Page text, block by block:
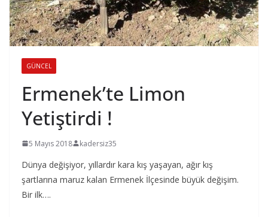
GÜNCEL
Ermenek’te Limon
Yetiştirdi !
5 Mayıs 2018 kadersiz35
Dünya değişiyor, yıllardır kara kış yaşayan, ağır kış
şartlarına maruz kalan Ermenek İlçesinde büyük değişim.
Bir ilk….